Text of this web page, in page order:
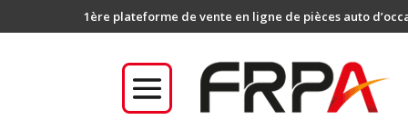
1ère plateforme de vente en ligne de pièces auto